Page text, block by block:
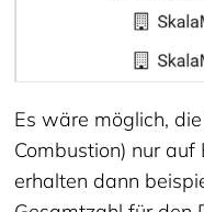
Es wäre möglich,
Combustion) nur auf
erhalten dann